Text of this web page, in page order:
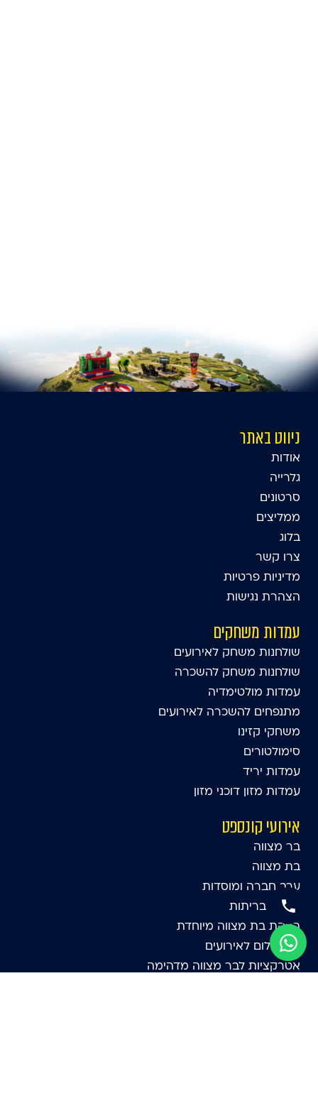
ניווט באתר
אודות
גלרייה
סרטונים
ממליצים
בלוג
צרו קשר
מדיניות פרטיות
הצהרת נגישות
עמדות משחקים
שולחנות משחק לאירועים
שולחנות משחק להשכרה
עמדות מולטימדיה
מתנפחים להשכרה לאירועים
משחקי קזינו
סימולטורים
עמדות יריד
עמדות מזון דוכני מזון
אירועי קונספט
בר מצווה
בת מצווה
ערב חברה ומוסדות
אירועי בריתות
הפקת בת מצווה מיוחדת
תא צילום לאירועים
אטרקציות לבר מצווה מדהימה